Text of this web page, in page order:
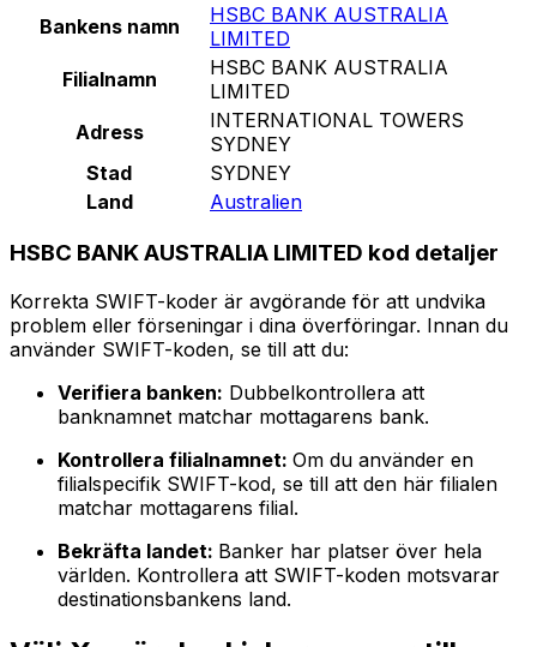
Bankens namn
HSBC BANK AUSTRALIA
LIMITED
Filialnamn
HSBC BANK AUSTRALIA
LIMITED
Adress
INTERNATIONAL TOWERS
SYDNEY
Stad
SYDNEY
Land
Australien
HSBC BANK AUSTRALIA LIMITED kod detaljer
Korrekta SWIFT-koder är avgörande för att undvika
problem eller förseningar i dina överföringar. Innan du
använder SWIFT-koden, se till att du:
Verifiera banken: Dubbelkontrollera att
banknamnet matchar mottagarens bank.
Kontrollera filialnamnet: Om du använder en
filialspecifik SWIFT-kod, se till att den här filialen
matchar mottagarens filial.
Bekräfta landet: Banker har platser över hela
världen. Kontrollera att SWIFT-koden motsvarar
destinationsbankens land.